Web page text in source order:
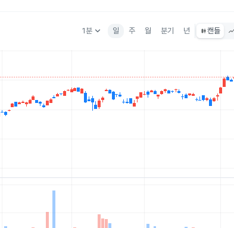
1분keyboard_arrow_down 일 주 월 분기 년 캔들